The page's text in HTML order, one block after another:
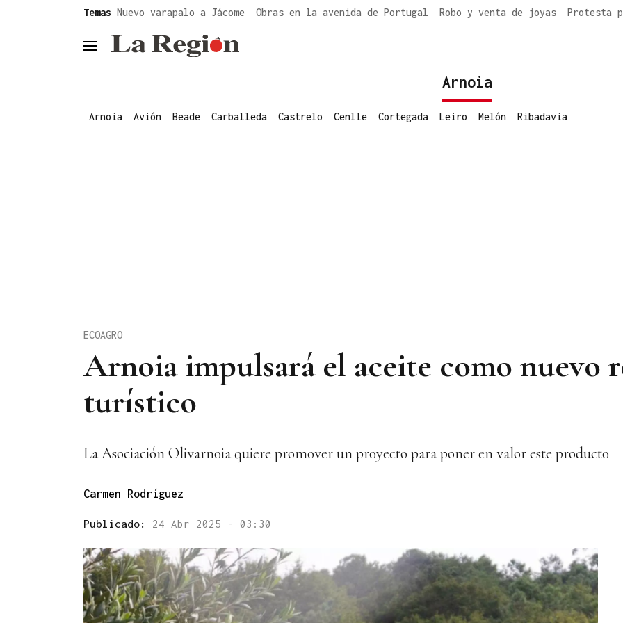
Temas Nuevo varapalo a Jácome Obras en la avenida de Portugal Robo y venta de joyas Protesta
header.menu.open
Arnoia
Arnoia Avión Beade Carballeda Castrelo Cenlle Cortegada Leiro Melón Ribadavia
Arnoia impulsará el aceite como nuevo
turístico
ECOAGRO
La Asociación Olivarnoia quiere promover un proyecto para poner en valor este producto
Carmen Rodríguez
Publicado: 24 Abr 2025 - 03:30